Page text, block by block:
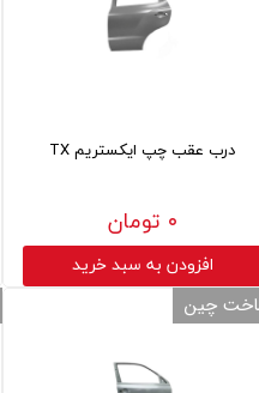
درب عقب چپ ایکستریم TX
۰ تومان
افزودن به سبد خرید
چین